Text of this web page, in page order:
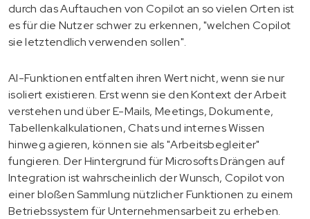
durch das Auftauchen von Copilot an so vielen Orten ist
es für die Nutzer schwer zu erkennen, "welchen Copilot
sie letztendlich verwenden sollen".
AI-Funktionen entfalten ihren Wert nicht, wenn sie nur
isoliert existieren. Erst wenn sie den Kontext der Arbeit
verstehen und über E-Mails, Meetings, Dokumente,
Tabellenkalkulationen, Chats und internes Wissen
hinweg agieren, können sie als "Arbeitsbegleiter"
fungieren. Der Hintergrund für Microsofts Drängen auf
Integration ist wahrscheinlich der Wunsch, Copilot von
einer bloßen Sammlung nützlicher Funktionen zu einem
Betriebssystem für Unternehmensarbeit zu erheben.